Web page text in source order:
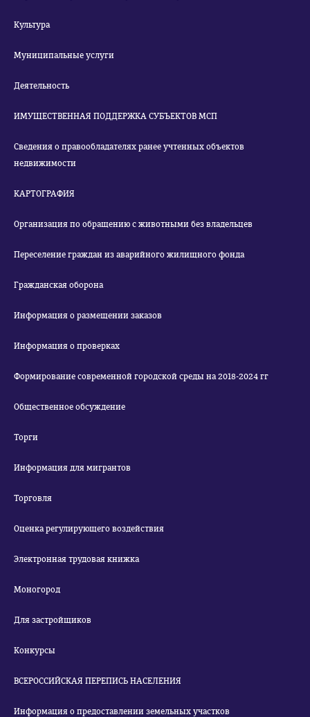
Культура
Муниципальные услуги
Деятельность
ИМУЩЕСТВЕННАЯ ПОДДЕРЖКА СУБЪЕКТОВ МСП
Сведения о правообладателях ранее учтенных объектов
недвижимости
КАРТОГРАФИЯ
Организация по обращению с животными без владельцев
Переселение граждан из аварийного жилищного фонда
Гражданская оборона
Информация о размещении заказов
Информация о проверках
Формирование современной городской среды на 2018-2024 гг
Общественное обсуждение
Торги
Информация для мигрантов
Торговля
Оценка регулирующего воздействия
Электронная трудовая книжка
Моногород
Для застройщиков
Конкурсы
ВСЕРОССИЙСКАЯ ПЕРЕПИСЬ НАСЕЛЕНИЯ
Информация о предоставлении земельных участков